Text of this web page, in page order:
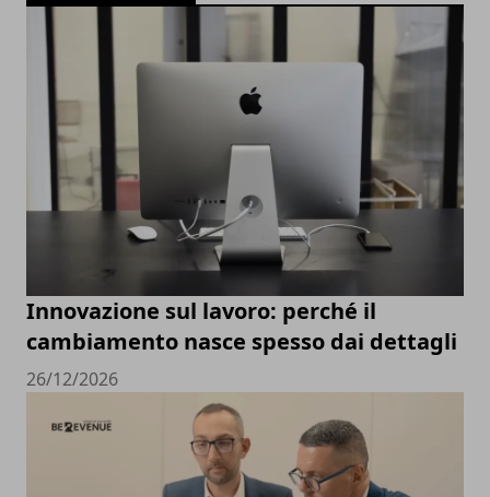
Innovazione sul lavoro: perché il
cambiamento nasce spesso dai dettagli
26/12/2026